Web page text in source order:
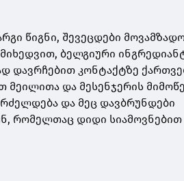
წიგნი, შევეცდები
ბელგიური
დავრჩებით კონტაქტზე
მეილითა და მესენჯერის
და მეც დავბრუნდები
რომელთაც დიდი სიამოვნებით